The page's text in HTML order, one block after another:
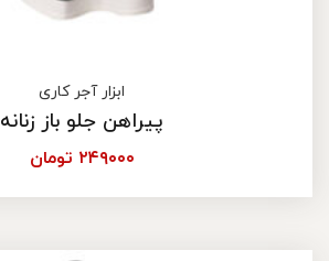
ابزار آجر کاری
پیراهن جلو باز زنانه
۲۴۹۰۰۰ تومان